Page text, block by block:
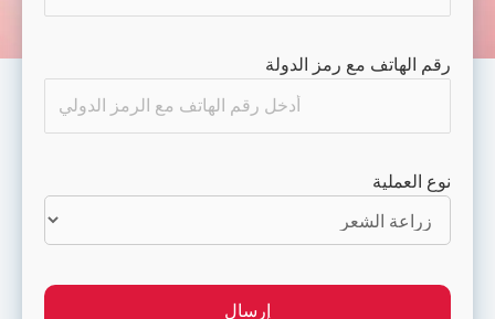
رقم الهاتف مع رمز الدولة
نوع العملية